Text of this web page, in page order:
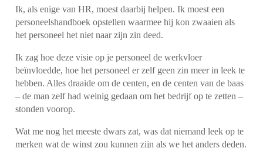
Ik, als enige van HR, moest daarbij helpen. Ik moest een
personeelshandboek opstellen waarmee hij kon zwaaien als
het personeel het niet naar zijn zin deed.
Ik zag hoe deze visie op je personeel de werkvloer
beïnvloedde, hoe het personeel er zelf geen zin meer in leek te
hebben. Alles draaide om de centen, en de centen van de baas
– de man zelf had weinig gedaan om het bedrijf op te zetten –
stonden voorop.
Wat me nog het meeste dwars zat, was dat niemand leek op te
merken wat de winst zou kunnen zijn als we het anders deden.